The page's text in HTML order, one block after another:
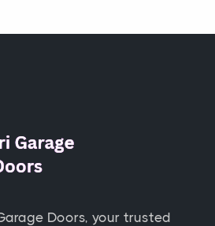
Doors, your trusted